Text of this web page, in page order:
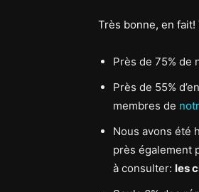
Très bonne, en
Près de 75% de
Près de 55%
membres de
Nous avons été
près également
à consulter: les